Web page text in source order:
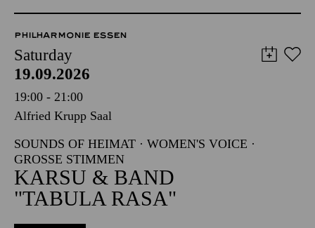
PHILHARMONIE ESSEN
Saturday
19.09.2026
19:00 - 21:00
Alfried Krupp Saal
SOUNDS OF HEIMAT · WOMEN'S VOICE ·
GROSSE STIMMEN
KARSU & BAND
"TABULA RASA"